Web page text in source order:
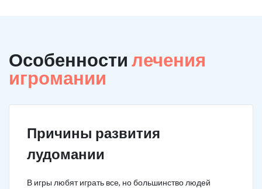
Особенности лечения
игромании
Причины развития
лудомании
В игры любят играть все, но большинство людей